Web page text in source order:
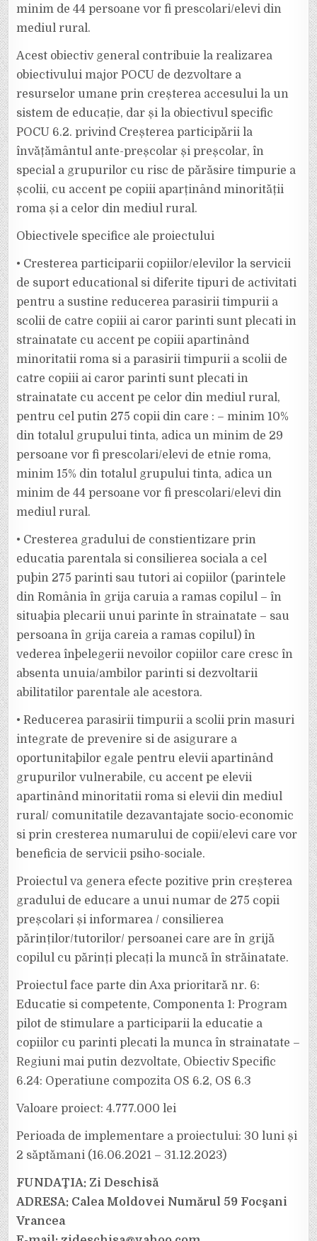
minim de 44 persoane vor fi prescolari/elevi din
mediul rural.
Acest obiectiv general contribuie la realizarea
obiectivului major POCU de dezvoltare a
resurselor umane prin creșterea accesului la un
sistem de educație, dar și la obiectivul specific
POCU 6.2. privind Creșterea participării la
învățământul ante-preșcolar și preșcolar, în
special a grupurilor cu risc de părăsire timpurie a
școlii, cu accent pe copiii aparținând minorității
roma și a celor din mediul rural.
Obiectivele specifice ale proiectului
• Cresterea participarii copiilor/elevilor la servicii
de suport educational si diferite tipuri de activitati
pentru a sustine reducerea parasirii timpurii a
scolii de catre copiii ai caror parinti sunt plecati in
strainatate cu accent pe copiii apartinând
minoritatii roma si a parasirii timpurii a scolii de
catre copiii ai caror parinti sunt plecati in
strainatate cu accent pe celor din mediul rural,
pentru cel putin 275 copii din care : – minim 10%
din totalul grupului tinta, adica un minim de 29
persoane vor fi prescolari/elevi de etnie roma,
minim 15% din totalul grupului tinta, adica un
minim de 44 persoane vor fi prescolari/elevi din
mediul rural.
• Cresterea gradului de constientizare prin
educatia parentala si consilierea sociala a cel
puþin 275 parinti sau tutori ai copiilor (parintele
din România în grija caruia a ramas copilul – în
situaþia plecarii unui parinte în strainatate – sau
persoana în grija careia a ramas copilul) în
vederea înþelegerii nevoilor copiilor care cresc în
absenta unuia/ambilor parinti si dezvoltarii
abilitatilor parentale ale acestora.
• Reducerea parasirii timpurii a scolii prin masuri
integrate de prevenire si de asigurare a
oportunitaþilor egale pentru elevii apartinând
grupurilor vulnerabile, cu accent pe elevii
apartinând minoritatii roma si elevii din mediul
rural/ comunitatile dezavantajate socio-economic
si prin cresterea numarului de copii/elevi care vor
beneficia de servicii psiho-sociale.
Proiectul va genera efecte pozitive prin creșterea
gradului de educare a unui numar de 275 copii
preșcolari și informarea / consilierea
părinților/tutorilor/ persoanei care are în grijă
copilul cu părinți plecați la muncă în străinatate.
Proiectul face parte din Axa prioritară nr. 6:
Educatie si competente, Componenta 1: Program
pilot de stimulare a participarii la educatie a
copiilor cu parinti plecati la munca în strainatate –
Regiuni mai putin dezvoltate, Obiectiv Specific
6.24: Operatiune compozita OS 6.2, OS 6.3
Valoare proiect: 4.777.000 lei
Perioada de implementare a proiectului: 30 luni și
2 săptămani (16.06.2021 – 31.12.2023)
FUNDAŢIA: Zi Deschisă
ADRESA: Calea Moldovei Numărul 59 Focşani
Vrancea